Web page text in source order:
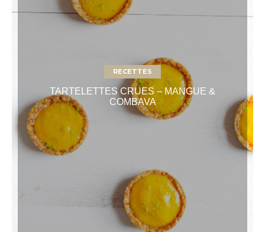
RECETTES
TARTELETTES CRUES – MANGUE &
COMBAVA